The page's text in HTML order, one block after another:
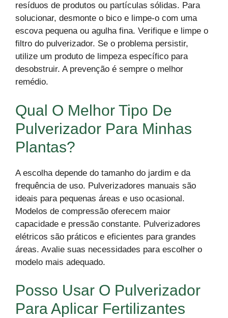
resíduos de produtos ou partículas sólidas. Para
solucionar, desmonte o bico e limpe-o com uma
escova pequena ou agulha fina. Verifique e limpe o
filtro do pulverizador. Se o problema persistir,
utilize um produto de limpeza específico para
desobstruir. A prevenção é sempre o melhor
remédio.
Qual O Melhor Tipo De
Pulverizador Para Minhas
Plantas?
A escolha depende do tamanho do jardim e da
frequência de uso. Pulverizadores manuais são
ideais para pequenas áreas e uso ocasional.
Modelos de compressão oferecem maior
capacidade e pressão constante. Pulverizadores
elétricos são práticos e eficientes para grandes
áreas. Avalie suas necessidades para escolher o
modelo mais adequado.
Posso Usar O Pulverizador
Para Aplicar Fertilizantes